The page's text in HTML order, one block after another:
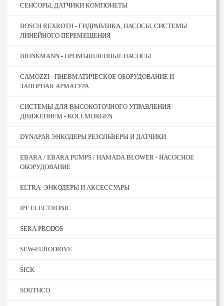
СЕНСОРЫ, ДАТЧИКИ КОМПОНЕТЫ
BOSCH REXROTH - ГИДРАВЛИКА, НАСОСЫ, СИСТЕМЫ
ЛИНЕЙНОГО ПЕРЕМЕЩЕНИЯ
BRINKMANN - ПРОМЫШЛЕННЫЕ НАСОСЫ
CAMOZZI - ПНЕВМАТИЧЕСКОЕ ОБОРУДОВАНИЕ И
ЗАПОРНАЯ АРМАТУРА
CИСТЕМЫ ДЛЯ ВЫСОКОТОЧНОГО УПРАВЛЕНИЯ
ДВИЖЕНИЕМ - KOLLMORGEN
DYNAPAR ЭНКОДЕРЫ РЕЗОЛЬВЕРЫ И ДАТЧИКИ
EBARA / EBARA PUMPS / HAMADA BLOWER - НАСОСНОЕ
ОБОРУДОВАНИЕ
ELTRA -ЭНКОДЕРЫ И АКСЕССУАРЫ
IPF ELECTRONIC
SERA PRODOS
SEW-EURODRIVE
SICK
SOUTHCO